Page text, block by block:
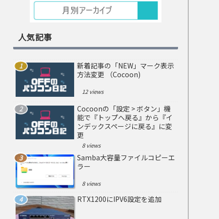
人気記事
新着記事の「NEW」マーク表示
方法変更 （Cocoon)
12 views
Cocoonの「設定 > ボタン」機
能で『トップへ戻る』から『イ
ンデックスページに戻る』に変
更
8 views
Samba大容量ファイルコピーエ
ラー
8 views
RTX1200にIPV6設定を追加